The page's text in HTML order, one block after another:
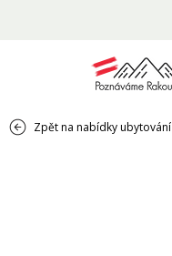
Zpět na nabídky ubytování